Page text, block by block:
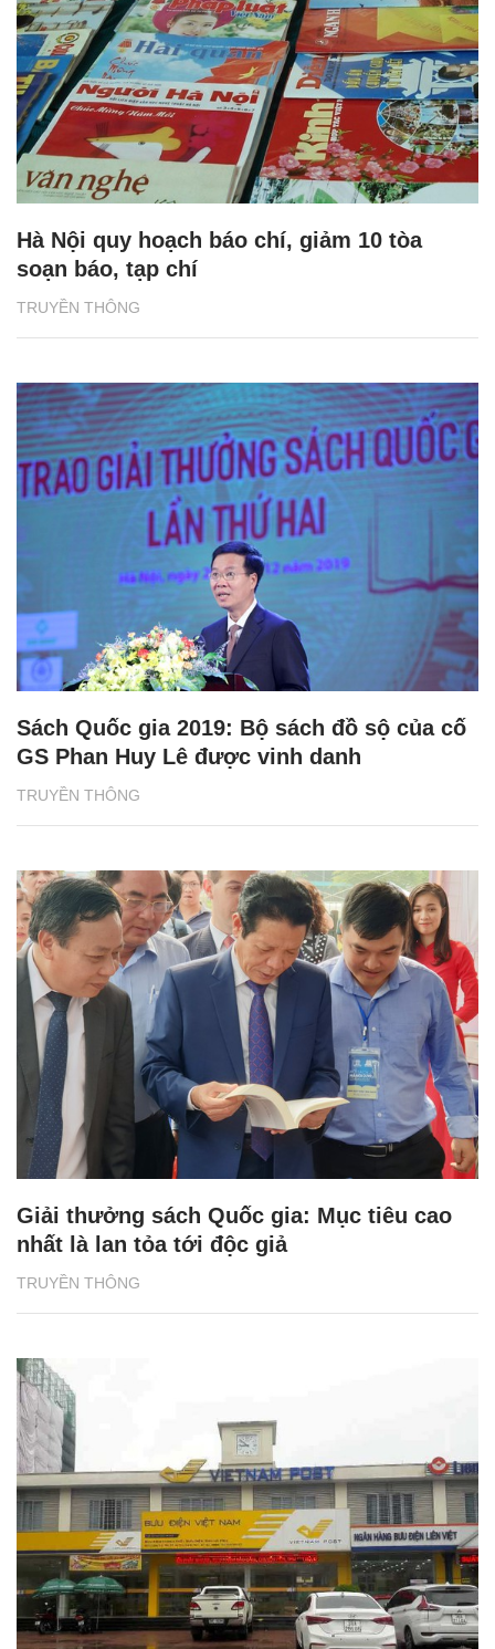
TRUYỀN THÔNG
Hà Nội quy hoạch báo chí, giảm 10 tòa
soạn báo, tạp chí
TRUYỀN THÔNG
Sách Quốc gia 2019: Bộ sách đồ sộ của cố
GS Phan Huy Lê được vinh danh
TRUYỀN THÔNG
Giải thưởng sách Quốc gia: Mục tiêu cao
nhất là lan tỏa tới độc giả